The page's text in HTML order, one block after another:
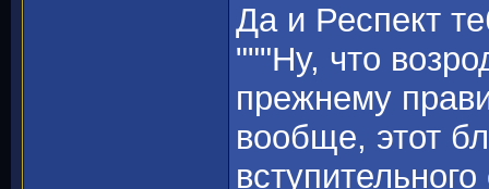
Да и Респект
"""Ну, что
прежнему
вообще, этот